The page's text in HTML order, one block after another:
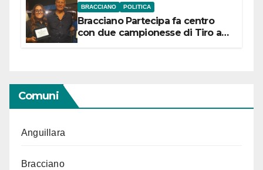
BRACCIANO POLITICA
Bracciano Partecipa fa centro
con due campionesse di Tiro a
Comuni
Anguillara
Bracciano